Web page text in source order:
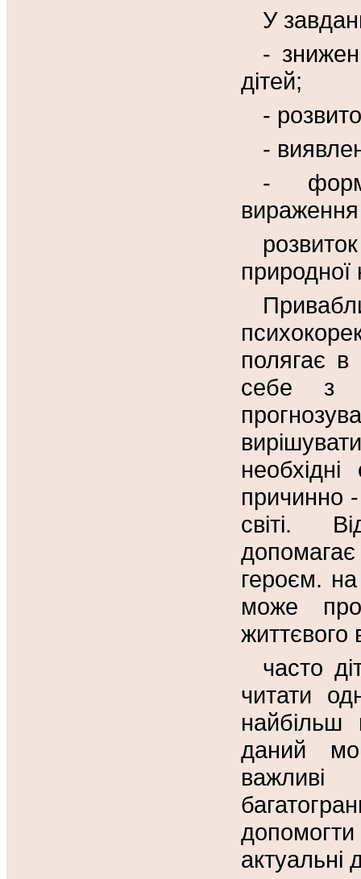
У
-
дітей;
-
-
-
природної
полягає в
себе з
причинно
світі.
допомагає
героєм.
може
часто
читати
найбільш
даний
актуальні